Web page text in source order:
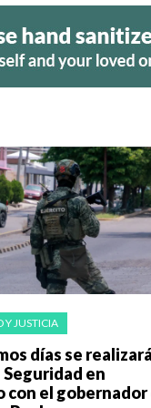
Y JUSTICIA
días se realizará
en
con el gobernador